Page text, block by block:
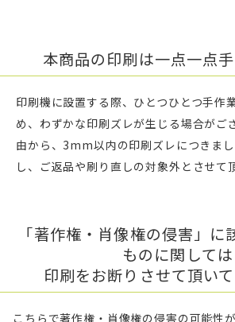
本商品の印刷は一点一点手
印刷機に設置する際、ひとつひとつ手作
め、わずかな印刷ズレが生じる場合がご
由から、3mm以内の印刷ズレにつきま
し、ご返品や刷り直しの対象外とさせて
「著作権・肖像権の侵害」に
ものに関しては
印刷をお断りさせて頂いて
こちらで著作権・肖像権の侵害の可能性